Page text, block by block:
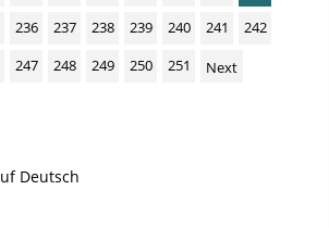
236 237 238 239 240 241
242
247 248 249 250 251 Next
Deutsch